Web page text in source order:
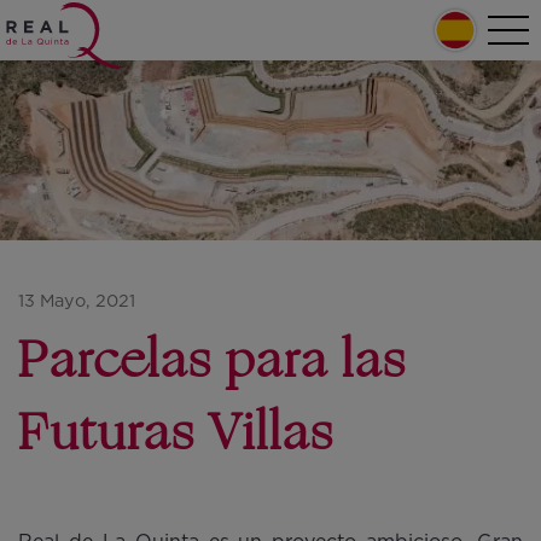
Pasar al contenido principal
Main navigation
13 Mayo, 2021
Parcelas para las
Futuras Villas